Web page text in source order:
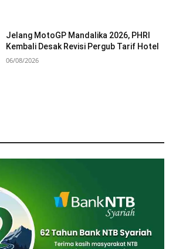
Jelang MotoGP Mandalika 2026, PHRI
Kembali Desak Revisi Pergub Tarif Hotel
06/08/2026